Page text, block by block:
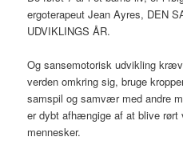
ergoterapeut Jean Ayres, DEN
UDVIKLINGS ÅR.
Og sansemotorisk udvikling
verden omkring sig, bruge
samspil og samvær med andre
er dybt afhængige af at blive rørt
mennesker.